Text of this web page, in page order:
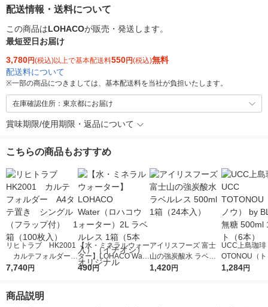
配送情報・送料について
この商品はLOHACOが販売・発送します。
最短翌日お届け
3,780円(税込)以上で基本配送料550円(税込)無料
配送料について
※一部の商品につきましては、基本配送料を当社が負担いたします。
在庫確認住所：東京都にお届け
賞味期限/使用期限・返品について
こちらの商品もおすすめ
リヒトラブ HK2001
カルテフォルダー
A4タテ置き シング
7,740円
【水・ミネラルウォー
ター】LOHACO Wate
r（ロハコウォータ
490円
アイリスフーズ 富士
山の強炭酸水 ラベル
レス 500ml 1箱（24
1,420円
UCC上島珈琲
OTONOU（
ウ） by
1,284円
商品説明